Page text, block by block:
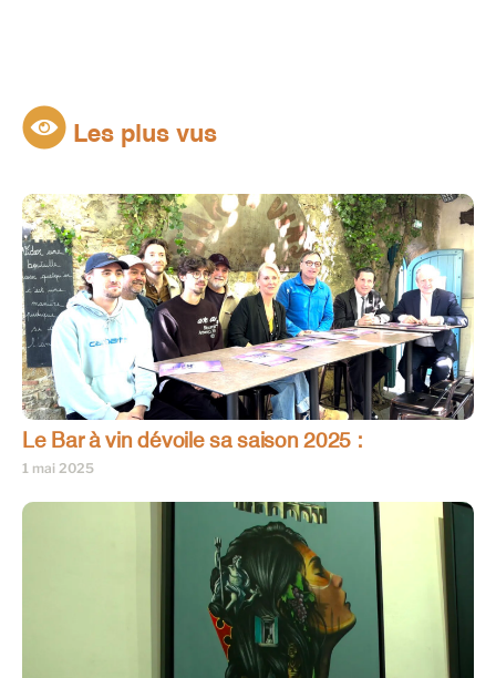
Les plus vus
Le Bar à vin dévoile sa saison 2025 :
1 mai 2025